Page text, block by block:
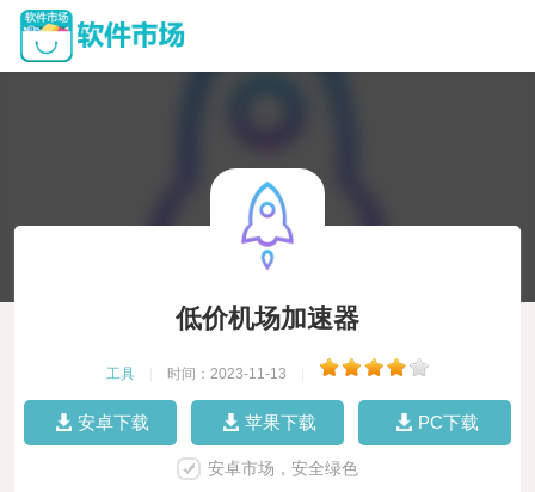
低价机场加速器
工具 时间：2023-11-13
安卓下载 苹果下载 PC下载
安卓市场，安全绿色